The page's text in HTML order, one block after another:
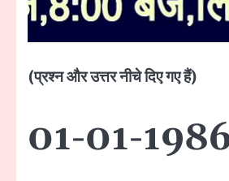
(प्रश्न और उत्तर नीचे दिए गए हैं)
01-01-1986